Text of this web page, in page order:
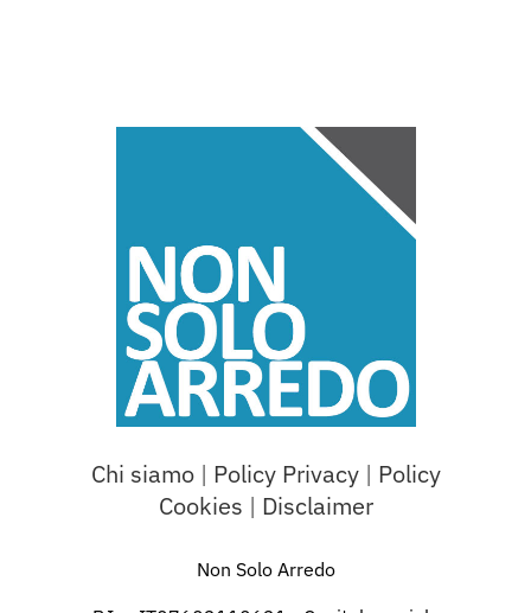
Chi siamo| Policy Privacy| Policy
Cookies | Disclaimer
Non Solo Arredo